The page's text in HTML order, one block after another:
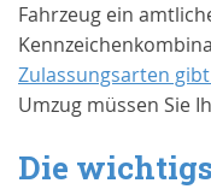
Fahrzeug ein
Zulassungsarten
Umzug müssen Sie
Die